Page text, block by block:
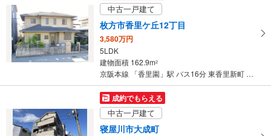
中古一戸建て
枚方市香里ケ丘12丁目
3,580万円
5LDK
建物面積 162.9m2
京阪本線 「香里園」駅 バス16分 東香里新町 バス停下車 徒歩7分
成約でもらえる
中古一戸建て
寝屋川市大成町